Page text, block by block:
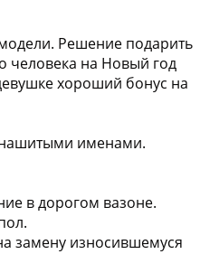
Решение подарить
человека на Новый год
хороший бонус на
именами.
в дорогом вазоне.
замену износившемуся